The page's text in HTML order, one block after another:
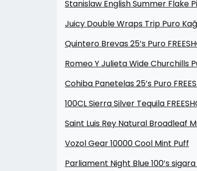
Stanislaw English Summer Flake
Juicy Double Wraps Trip Puro
Quintero Brevas 25’s Puro
Romeo Y Julieta Wide Churchills
Cohiba Panetelas 25’s Puro
100CL Sierra Silver Tequila
Saint Luis Rey Natural Broadleaf
Vozol Gear 10000 Cool Mint Puff
Parliament Night Blue 100’s sigara